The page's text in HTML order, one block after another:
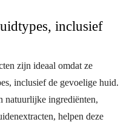
inclusief
zijn ideaal omdat ze
inclusief de gevoelige huid.
natuurlijke ingrediënten,
helpen deze